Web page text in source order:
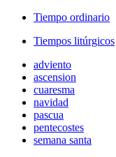
Tiempo ordinario
Tiempos litúrgicos
adviento
ascension
cuaresma
navidad
pascua
pentecostes
semana santa